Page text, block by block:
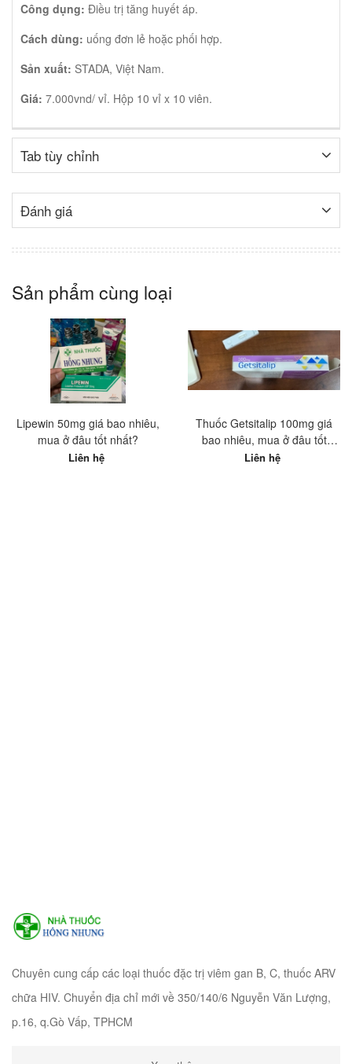
Công dụng: Điều trị tăng huyết áp.
Cách dùng: uống đơn lẻ hoặc phối hợp.
Sản xuất: STADA, Việt Nam.
Giá: 7.000vnd/ vỉ. Hộp 10 vỉ x 10 viên.
Tab tùy chỉnh
Đánh giá
Sản phẩm cùng loại
Lipewin 50mg giá bao nhiêu,
mua ở đâu tốt nhất?
Liên hệ
Thuốc Getsitalip 100mg giá
bao nhiêu, mua ở đâu tốt
nhất?
Liên hệ
Chuyên cung cấp các loại thuốc đặc trị viêm gan B, C, thuốc ARV
chữa HIV. Chuyển địa chỉ mới về 350/140/6 Nguyễn Văn Lượng,
p.16, q.Gò Vấp, TPHCM